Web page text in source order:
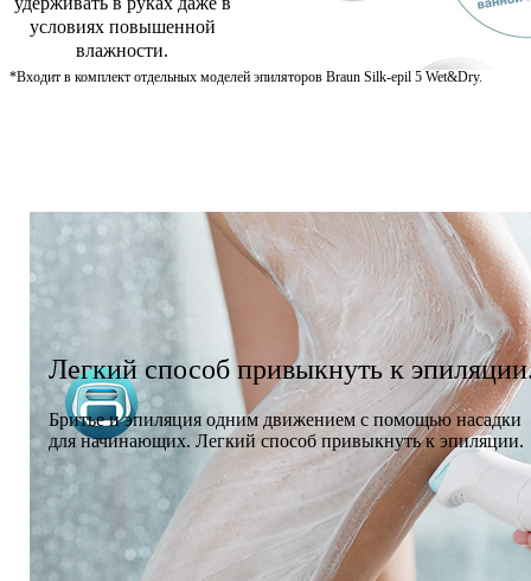
условиях повышенной
влажности.
*Входит в комплект отдельных моделей эпиляторов Braun Silk-epil 5 Wet&Dry.
Легкий способ привыкнуть к
Бритье и эпиляция одним движением с помощью насадки
для начинающих. Легкий способ привыкнуть к эпиляции.